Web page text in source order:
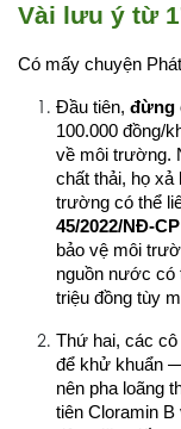
Vài lưu ý từ
Có mấy chuyện
Đầu tiên, đừng
100.000 đồng/
về môi trường.
chất thải, họ xả
trường có thể
45/2022/NĐ-CP
bảo vệ môi
nguồn nước có
triệu đồng tùy
Thứ hai, các
để khử khuẩn
nên pha loãng
tiên Cloramin